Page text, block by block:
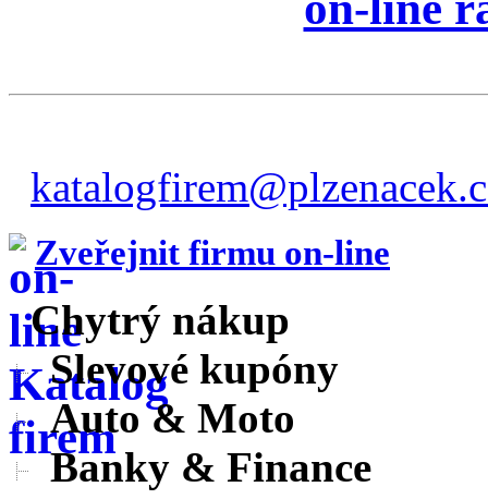
Zveřejnit firmu on-line
Chytrý nákup
Slevové kupóny
Auto & Moto
Banky & Finance